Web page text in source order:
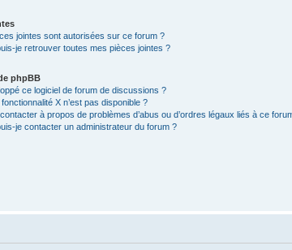
jointes sont autorisées sur ce forum ?
je retrouver toutes mes pièces jointes ?
phpBB
ce logiciel de forum de discussions ?
X n’est pas disponible ?
à propos de problèmes d’abus ou d’ordres légaux liés à ce
je contacter un administrateur du forum ?